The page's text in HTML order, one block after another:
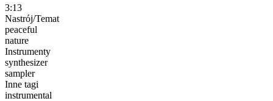
3:13
Nastrój/Temat
peaceful
nature
Instrumenty
synthesizer
sampler
Inne tagi
instrumental